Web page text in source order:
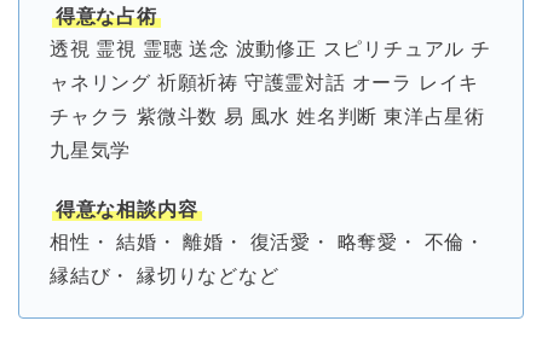
得意な占術
透視 霊視 霊聴 送念 波動修正 スピリチュアル チ
ャネリング 祈願祈祷 守護霊対話 オーラ レイキ
チャクラ 紫微斗数 易 風水 姓名判断 東洋占星術
九星気学
得意な相談内容
相性・ 結婚・ 離婚・ 復活愛・ 略奪愛・ 不倫・
縁結び・ 縁切りなどなど